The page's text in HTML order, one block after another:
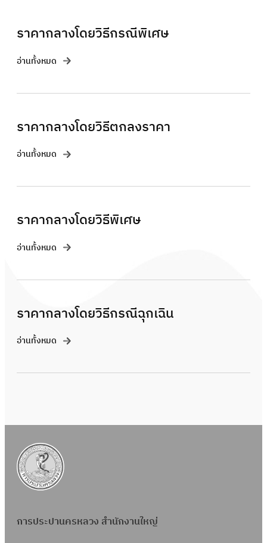
ราคากลางโดยวิธีกรณีพิเศษ
อ่านทั้งหมด
ราคากลางโดยวิธีตกลงราคา
อ่านทั้งหมด
ราคากลางโดยวิธีพิเศษ
อ่านทั้งหมด
ราคากลางโดยวิธีกรณีฉุกเฉิน
อ่านทั้งหมด
การประปานครหลวง สำนักงานใหญ่